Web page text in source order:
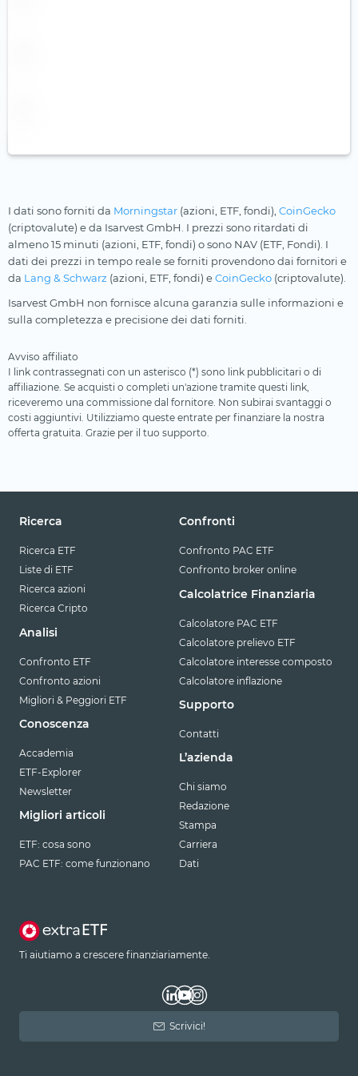
I dati sono forniti da Morningstar (azioni, ETF, fondi), CoinGecko
(criptovalute) e da Isarvest GmbH. I prezzi sono ritardati di
almeno 15 minuti (azioni, ETF, fondi) o sono NAV (ETF, Fondi). I
dati dei prezzi in tempo reale se forniti provendono dai fornitori e
da Lang & Schwarz (azioni, ETF, fondi) eCoinGecko (criptovalute).
Isarvest GmbH non fornisce alcuna garanzia sulle informazioni e
sulla completezza e precisione dei dati forniti.
Avviso affiliato
I link contrassegnati con un asterisco (*) sono link pubblicitari o di
affiliazione. Se acquisti o completi un'azione tramite questi link,
riceveremo una commissione dal fornitore. Non subirai svantaggi o
costi aggiuntivi. Utilizziamo queste entrate per finanziare la nostra
offerta gratuita. Grazie per il tuo supporto.
Ricerca
Ricerca ETF
Liste di ETF
Ricerca azioni
Ricerca Cripto
Analisi
Confronto ETF
Confronto azioni
Migliori & Peggiori ETF
Conoscenza
Accademia
ETF-Explorer
Newsletter
Migliori articoli
ETF: cosa sono
PAC ETF: come funzionano
Confronti
Confronto PAC ETF
Confronto broker online
Calcolatrice Finanziaria
Calcolatore PAC ETF
Calcolatore prelievo ETF
Calcolatore interesse composto
Calcolatore inflazione
Supporto
Contatti
L’azienda
Chi siamo
Redazione
Stampa
Carriera
Dati
Ti aiutiamo a crescere finanziariamente.
Scrivici!